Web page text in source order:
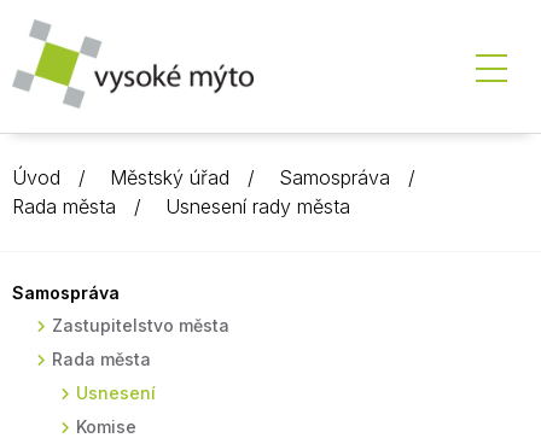
Úvod Městský úřad
Samospráva
Rada města
Usnesení rady města
Samospráva
Zastupitelstvo města
Rada města
Usnesení
Komise